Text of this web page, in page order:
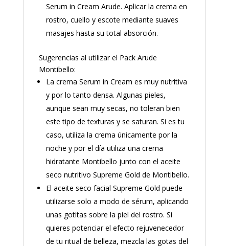
Serum in Cream Arude. Aplicar la crema en
rostro, cuello y escote mediante suaves
masajes hasta su total absorción.
Sugerencias al utilizar el Pack Arude
Montibello:
La crema Serum in Cream es muy nutritiva
y por lo tanto densa. Algunas pieles,
aunque sean muy secas, no toleran bien
este tipo de texturas y se saturan. Si es tu
caso, utiliza la crema únicamente por la
noche y por el día utiliza una crema
hidratante Montibello junto con el aceite
seco nutritivo Supreme Gold de Montibello.
El aceite seco facial Supreme Gold puede
utilizarse solo a modo de sérum, aplicando
unas gotitas sobre la piel del rostro. Si
quieres potenciar el efecto rejuvenecedor
de tu ritual de belleza, mezcla las gotas del